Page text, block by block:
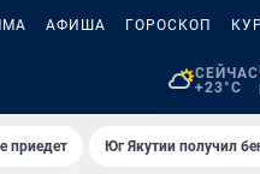
АФИША ГОРОСКОП
СЕЙЧАС
+23°C
приедет Юг Якутии получил